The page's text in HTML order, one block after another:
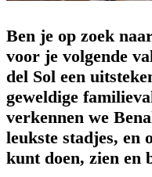
Ben je op zoek
voor je volgende
del Sol een
geweldige
verkennen we
leukste stadjes, en
kunt doen, zien en